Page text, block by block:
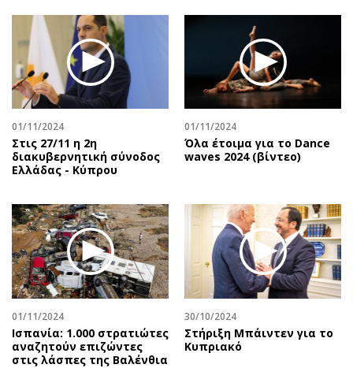
01/11/2024
Στις 27/11 η 2η
διακυβερνητική σύνοδος
Ελλάδας - Κύπρου
01/11/2024
Όλα έτοιμα για το Dance
waves 2024 (βίντεο)
01/11/2024
Ισπανία: 1.000 στρατιώτες
αναζητούν επιζώντες
στις λάσπες της Βαλένθια
30/10/2024
Στήριξη Μπάιντεν για το
Κυπριακό